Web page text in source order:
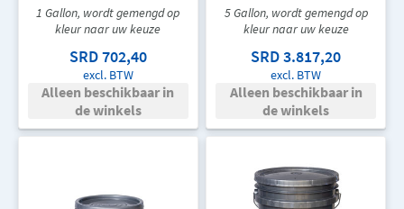
1 Gallon, wordt gemengd op
kleur naar uw keuze
SRD 702,40
excl. BTW
Alleen beschikbaar in
de winkels
5 Gallon, wordt gemengd op
kleur naar uw keuze
SRD 3.817,20
excl. BTW
Alleen beschikbaar in
de winkels